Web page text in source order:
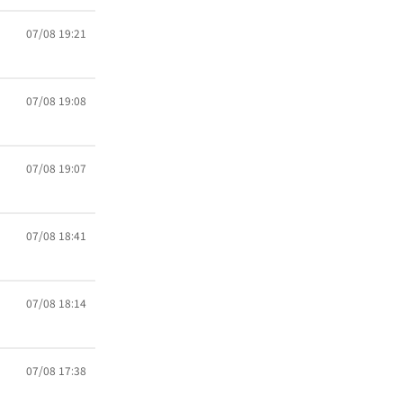
07/08 19:21
07/08 19:08
07/08 19:07
07/08 18:41
07/08 18:14
07/08 17:38